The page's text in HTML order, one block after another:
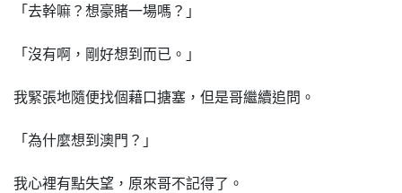
「去幹嘛？想豪賭一場嗎？」
「沒有啊，剛好想到而已。」
我緊張地隨便找個藉口搪塞，但是哥繼續追問。
「為什麼想到澳門？」
我心裡有點失望，原來哥不記得了。